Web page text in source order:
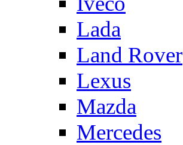
Lada
Land Rover
Lexus
Mazda
Mercedes